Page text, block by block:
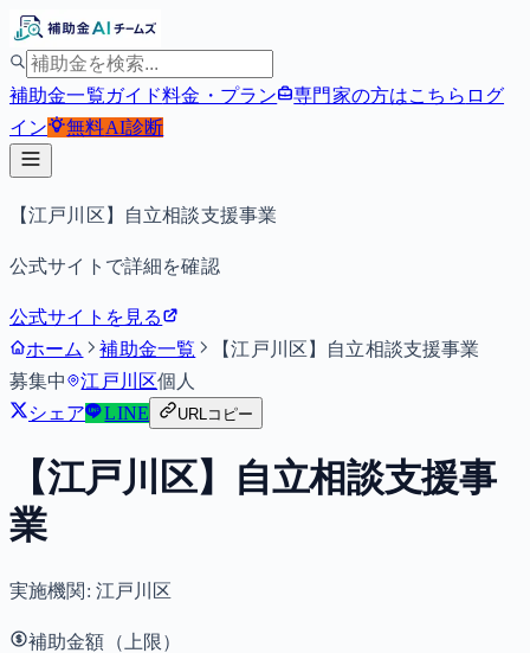
補助金一覧ガイド料金・プラン 専門家の方はこちら ログ
イン
無料AI診断
【江戸川区】自立相談支援事業
公式サイトで詳細を確認
公式サイトを見る
ホーム
補助金一覧
【江戸川区】自立相談支援事業
募集中
江戸川区個人
シェア
LINE URLコピー
【江戸川区】自立相談支援事
業
実施機関: 江戸川区
補助金額（上限）